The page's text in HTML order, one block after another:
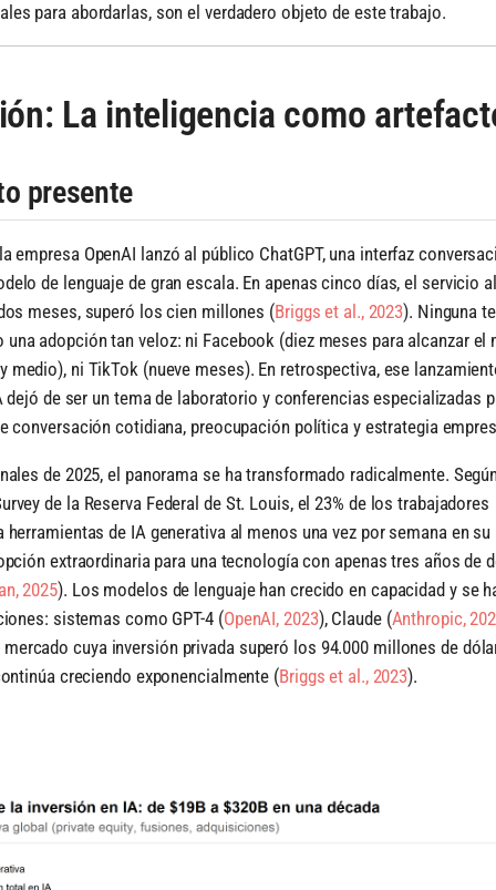
para abordarlas, son el verdadero objeto de este trabajo.
La inteligencia como
presente
empresa OpenAI lanzó al público ChatGPT, una interfaz
de lenguaje de gran escala. En apenas cinco días, el servicio
meses, superó los cien millones (Briggs et al., 2023). Ninguna
adopción tan veloz: ni Facebook (diez meses para alcanzar el
medio), ni TikTok (nueve meses). En retrospectiva, ese
de ser un tema de laboratorio y conferencias especializadas
conversación cotidiana, preocupación política y estrategia
de 2025, el panorama se ha transformado radicalmente.
de la Reserva Federal de St. Louis, el 23% de los trabajadores
de IA generativa al menos una vez por semana en
extraordinaria para una tecnología con apenas tres años de
2025). Los modelos de lenguaje han crecido en capacidad y se
sistemas como GPT-4 (OpenAI, 2023), Claude (Anthropic,
cuya inversión privada superó los 94.000 millones de
creciendo exponencialmente (Briggs et al., 2023).